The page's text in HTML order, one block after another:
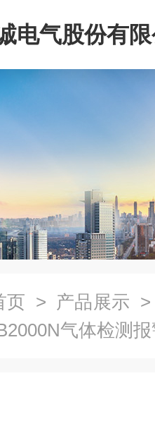
电气股份有
页 > 产品展示
气体检测